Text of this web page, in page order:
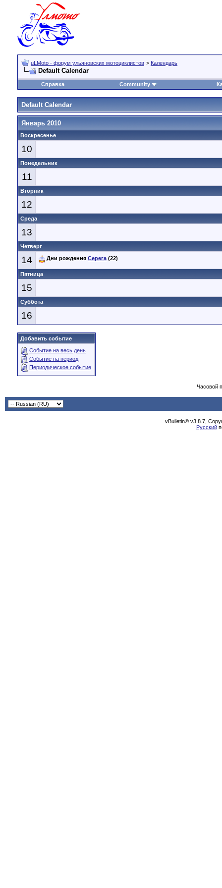
uLMoto - форум ульяновских мотоциклистов > Календарь
Default Calendar
Справка Community
Default Calendar
Январь 2010
Воскресенье
10
Понедельник
11
Вторник
12
Среда
13
Четверг
14 Дни рождения Серега(22)
Пятница
15
Суббота
16
Добавить событие
Событие на весь день
Событие на период
Периодическое событие
Часовой
vBulletin® v3.8.7,
Русский